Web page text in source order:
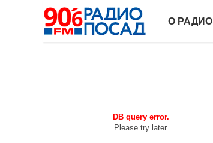
О РАДИО
DB query error.
Please try later.